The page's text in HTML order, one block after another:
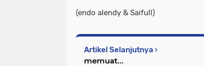
(endo alendy & Saifull)
Artikel Selanjutnya
memuat...